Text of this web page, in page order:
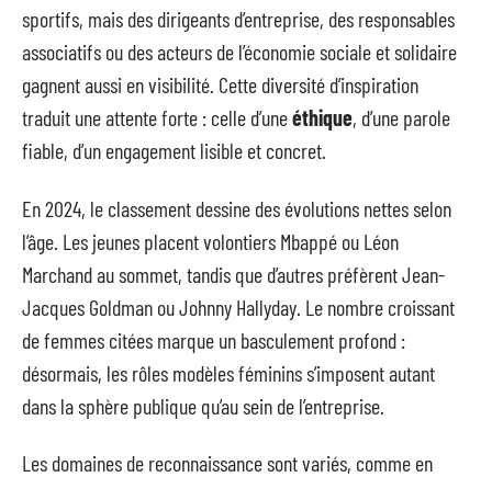
sportifs, mais des dirigeants d’entreprise, des responsables
associatifs ou des acteurs de l’économie sociale et solidaire
gagnent aussi en visibilité. Cette diversité d’inspiration
traduit une attente forte : celle d’uneéthique, d’une parole
fiable, d’un engagement lisible et concret.
En 2024, le classement dessine des évolutions nettes selon
l’âge. Les jeunes placent volontiers Mbappé ou Léon
Marchand au sommet, tandis que d’autres préfèrent Jean-
Jacques Goldman ou Johnny Hallyday. Le nombre croissant
de femmes citées marque un basculement profond :
désormais, les rôles modèles féminins s’imposent autant
dans la sphère publique qu’au sein de l’entreprise.
Les domaines de reconnaissance sont variés, comme en